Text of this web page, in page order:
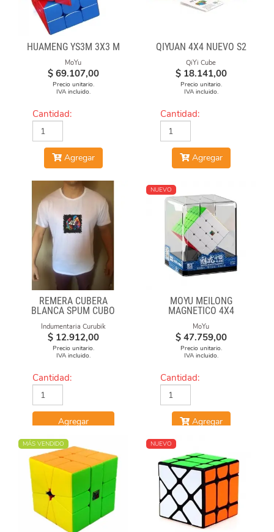
HUAMENG YS3M 3X3 M
MoYu
$ 69.107,00
Precio unitario.
IVA incluido.
Cantidad:
Agregar
QIYUAN 4X4 NUEVO S2
QiYi Cube
$ 18.141,00
Precio unitario.
IVA incluido.
Cantidad:
Agregar
REMERA CUBERA
BLANCA SPUM CUBO
Indumentaria Curubik
$ 12.912,00
Precio unitario.
IVA incluido.
Cantidad:
Agregar
NUEVO
MOYU MEILONG
MAGNETICO 4X4
MoYu
$ 47.759,00
Precio unitario.
IVA incluido.
Cantidad:
Agregar
MÁS VENDIDO NUEVO